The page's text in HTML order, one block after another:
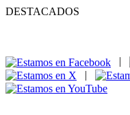
DESTACADOS
|